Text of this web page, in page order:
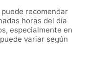
recomendar
horas del día
especialmente en
variar según